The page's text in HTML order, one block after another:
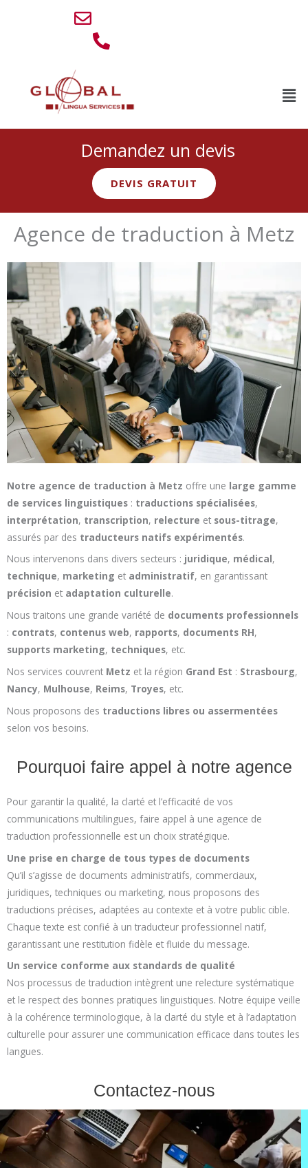
Demandez un devis
DEVIS GRATUIT
Agence de traduction à Metz
Notre agence de traduction à Metz offre une large gamme
de services linguistiques : traductions spécialisées,
interprétation, transcription, relecture et sous-titrage,
assurés par des traducteurs natifs expérimentés.
Nous intervenons dans divers secteurs : juridique, médical,
technique, marketing et administratif, en garantissant
précision et adaptation culturelle.
Nous traitons une grande variété de documents professionnels
: contrats, contenus web, rapports, documents RH,
supports marketing, techniques, etc.
Nos services couvrent Metz et la région Grand Est : Strasbourg,
Nancy, Mulhouse, Reims, Troyes, etc.
Nous proposons des traductions libres ou assermentées
selon vos besoins.
Pourquoi faire appel à notre agence
Pour garantir la qualité, la clarté et l’efficacité de vos
communications multilingues, faire appel à une agence de
traduction professionnelle est un choix stratégique.
Une prise en charge de tous types de documents
Qu’il s’agisse de documents administratifs, commerciaux,
juridiques, techniques ou marketing, nous proposons des
traductions précises, adaptées au contexte et à votre public cible.
Chaque texte est confié à un traducteur professionnel natif,
garantissant une restitution fidèle et fluide du message.
Un service conforme aux standards de qualité
Nos processus de traduction intègrent une relecture systématique
et le respect des bonnes pratiques linguistiques. Notre équipe veille
à la cohérence terminologique, à la clarté du style et à l’adaptation
culturelle pour assurer une communication efficace dans toutes les
langues.
Contactez-nous